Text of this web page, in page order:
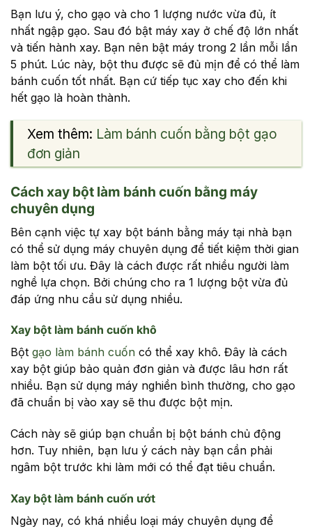
Bạn lưu ý, cho gạo và cho 1 lượng nước vừa đủ, ít
nhất ngập gạo. Sau đó bật máy xay ở chế độ lớn nhất
và tiến hành xay. Bạn nên bật máy trong 2 lần mỗi lần
5 phút. Lúc này, bột thu được sẽ đủ mịn để có thể làm
bánh cuốn tốt nhất. Bạn cứ tiếp tục xay cho đến khi
hết gạo là hoàn thành.
Xem thêm: Làm bánh cuốn bằng bột gạo
đơn giản
Cách xay bột làm bánh cuốn bằng máy
chuyên dụng
Bên cạnh việc tự xay bột bánh bằng máy tại nhà bạn
có thể sử dụng máy chuyên dụng để tiết kiệm thời gian
làm bột tối ưu. Đây là cách được rất nhiều người làm
nghề lựa chọn. Bởi chúng cho ra 1 lượng bột vừa đủ
đáp ứng nhu cầu sử dụng nhiều.
Xay bột làm bánh cuốn khô
Bột gạo làm bánh cuốn có thể xay khô. Đây là cách
xay bột giúp bảo quản đơn giản và được lâu hơn rất
nhiều. Bạn sử dụng máy nghiền bình thường, cho gạo
đã chuẩn bị vào xay sẽ thu được bột mịn.
Cách này sẽ giúp bạn chuẩn bị bột bánh chủ động
hơn. Tuy nhiên, bạn lưu ý cách này bạn cần phải
ngâm bột trước khi làm mới có thể đạt tiêu chuẩn.
Xay bột làm bánh cuốn ướt
Ngày nay, có khá nhiều loại máy chuyên dụng để